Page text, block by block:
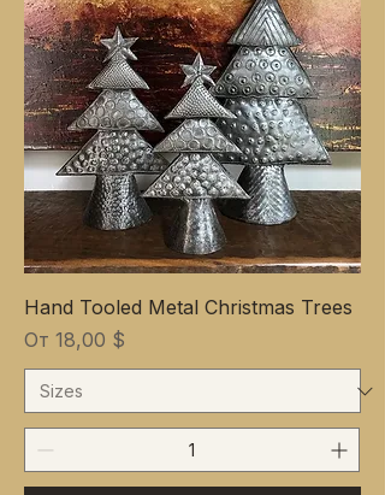
Hand Tooled Metal Christmas Trees
От 18,00 $
Цена со скидкой